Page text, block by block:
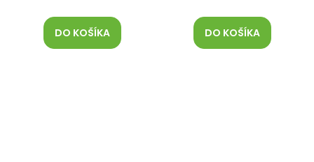
DO KOŠÍKA DO KOŠÍKA